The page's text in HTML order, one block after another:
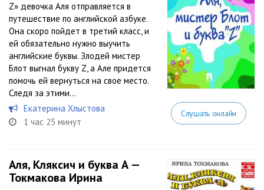
Z» девочка Аля отправляется в
путешествие по английской азбуке.
Она скоро пойдет в третий класс, и
ей обязательно нужно выучить
английские буквы. Злодей мистер
Блот выгнал букву Z, а Але придется
помочь ей вернуться на свое место.
Следя за этими...
Екатерина Хлыстова
1 час 25 минут
Слушать онлайн
Аля, Кляксич и буква А —
Токмакова Ирина